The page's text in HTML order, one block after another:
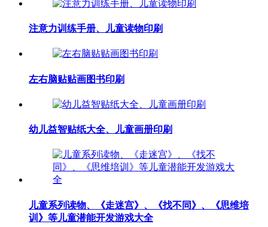
注意力训练手册、儿童读物印刷
左右脑贴贴画图书印刷
幼儿益智贴纸大全、儿童画册印刷
儿童系列读物、《走迷宫》、《找不同》、《思维培
训》等儿童潜能开发游戏大全